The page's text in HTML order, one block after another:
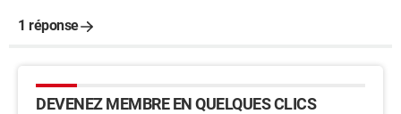
1 réponse
DEVENEZ MEMBRE EN QUELQUES CLICS